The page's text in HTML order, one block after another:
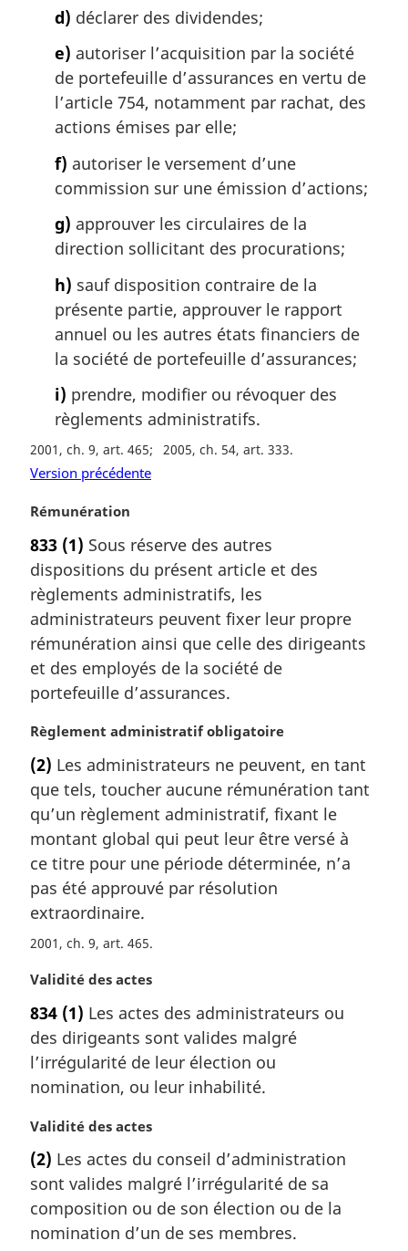
d) déclarer des dividendes;
e) autoriser l’acquisition par la société
de portefeuille d’assurances en vertu de
l’article 754, notamment par rachat, des
actions émises par elle;
f) autoriser le versement d’une
commission sur une émission d’actions;
g) approuver les circulaires de la
direction sollicitant des procurations;
h) sauf disposition contraire de la
présente partie, approuver le rapport
annuel ou les autres états financiers de
la société de portefeuille d’assurances;
i) prendre, modifier ou révoquer des
règlements administratifs.
2001, ch. 9, art. 465 2005, ch. 54, art. 333
Version précédente
N
t
e
m
a
g
i
n
l
:
Rémunération
833 (1) Sous réserve des autres
dispositions du présent article et des
règlements administratifs, les
administrateurs peuvent fixer leur propre
rémunération ainsi que celle des dirigeants
et des employés de la société de
portefeuille d’assurances.
N
t
e
m
a
g
i
n
l
e
Règlement administratif obligatoire
(2) Les administrateurs ne peuvent, en tant
que tels, toucher aucune rémunération tant
qu’un règlement administratif, fixant le
montant global qui peut leur être versé à
ce titre pour une période déterminée, n’a
pas été approuvé par résolution
extraordinaire.
2001, ch. 9, art. 465
N
t
e
m
a
g
n
a
e
:
Validité des actes
834 (1) Les actes des administrateurs ou
des dirigeants sont valides malgré
l’irrégularité de leur élection ou
nomination, ou leur inhabilité.
N
t
e
m
a
Validité des actes
(2) Les actes du conseil d’administration
sont valides malgré l’irrégularité de sa
composition ou de son élection ou de la
nomination d’un de ses membres.